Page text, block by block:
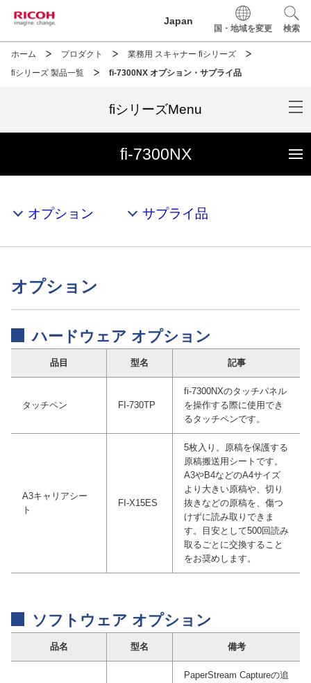
Japan
国・地域を変更 検索
ホーム プロダクト
業務用 スキャナー fiシリーズ
fiシリーズ 製品一覧
fi-7300NX オプション・サプライ品
fiシリーズMenu
fi-7300NX
オプション サプライ品
オプション
ハードウェア オプション
品目 型名 記事
タッチペン FI-730TP
fi-7300NXのタッチパネル
を操作する際に使用でき
るタッチペンです。
A3キャリアシー
ト
FI-X15ES
5枚入り。原稿を保護する
原稿搬送用シートです。
A3やB4などのA4サイズ
より大きい原稿や、切り
抜きなどの原稿を、傷つ
けずに読み取りできま
す。目安として500回読み
取るごとに交換すること
をお奨めします。
ソフトウェア オプション
品名 型名 備考
PaperStream Captureの追